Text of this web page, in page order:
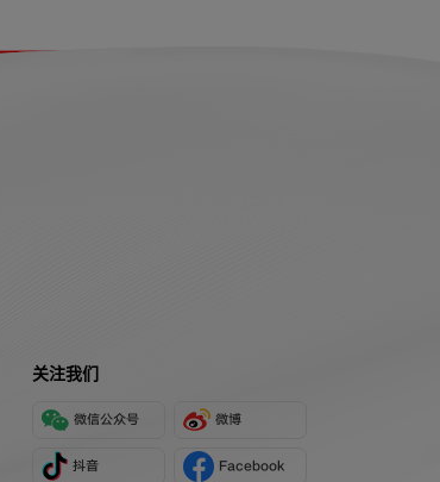
关注我们
微信公众号 微博
抖音 Facebook